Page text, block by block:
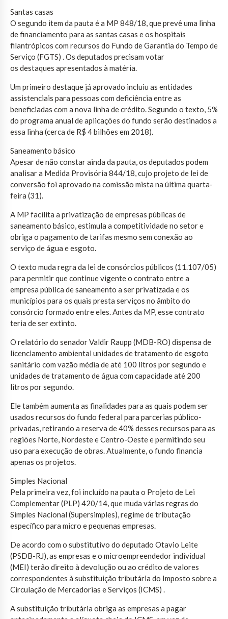
Santas casas
O segundo item da pauta é a MP 848/18, que prevê uma linha
de financiamento para as santas casas e os hospitais
filantrópicos com recursos do Fundo de Garantia do Tempo de
Serviço (FGTS) . Os deputados precisam votar
os destaques apresentados à matéria.
Um primeiro destaque já aprovado incluiu as entidades
assistenciais para pessoas com deficiência entre as
beneficiadas com a nova linha de crédito. Segundo o texto, 5%
do programa anual de aplicações do fundo serão destinados a
essa linha (cerca de R$ 4 bilhões em 2018).
Saneamento básico
Apesar de não constar ainda da pauta, os deputados podem
analisar a Medida Provisória 844/18, cujo projeto de lei de
conversão foi aprovado na comissão mista na última quarta-
feira (31).
A MP facilita a privatização de empresas públicas de
saneamento básico, estimula a competitividade no setor e
obriga o pagamento de tarifas mesmo sem conexão ao
serviço de água e esgoto.
O texto muda regra da lei de consórcios públicos (11.107/05)
para permitir que continue vigente o contrato entre a
empresa pública de saneamento a ser privatizada e os
municípios para os quais presta serviços no âmbito do
consórcio formado entre eles. Antes da MP, esse contrato
teria de ser extinto.
O relatório do senador Valdir Raupp (MDB-RO) dispensa de
licenciamento ambiental unidades de tratamento de esgoto
sanitário com vazão média de até 100 litros por segundo e
unidades de tratamento de água com capacidade até 200
litros por segundo.
Ele também aumenta as finalidades para as quais podem ser
usados recursos do fundo federal para parcerias público-
privadas, retirando a reserva de 40% desses recursos para as
regiões Norte, Nordeste e Centro-Oeste e permitindo seu
uso para execução de obras. Atualmente, o fundo financia
apenas os projetos.
Simples Nacional
Pela primeira vez, foi incluído na pauta o Projeto de Lei
Complementar (PLP) 420/14, que muda várias regras do
Simples Nacional (Supersimples), regime de tributação
específico para micro e pequenas empresas.
De acordo com o substitutivo do deputado Otavio Leite
(PSDB-RJ), as empresas e o microempreendedor individual
(MEI) terão direito à devolução ou ao crédito de valores
correspondentes à substituição tributária do Imposto sobre a
Circulação de Mercadorias e Serviços (ICMS) .
A substituição tributária obriga as empresas a pagar